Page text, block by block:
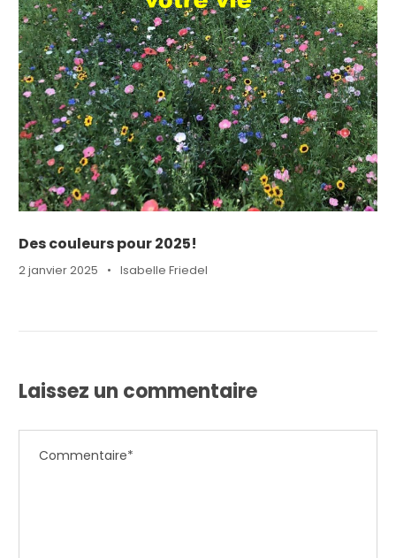
Des couleurs pour 2025!
2 janvier 2025 • Isabelle Friedel
Laissez un commentaire